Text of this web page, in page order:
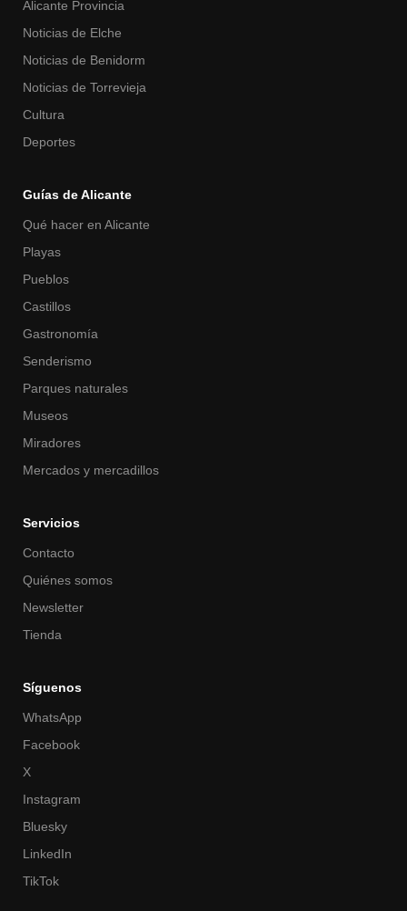
Alicante Provincia
Noticias de Elche
Noticias de Benidorm
Noticias de Torrevieja
Cultura
Deportes
Guías de Alicante
Qué hacer en Alicante
Playas
Pueblos
Castillos
Gastronomía
Senderismo
Parques naturales
Museos
Miradores
Mercados y mercadillos
Servicios
Contacto
Quiénes somos
Newsletter
Tienda
Síguenos
WhatsApp
Facebook
X
Instagram
Bluesky
LinkedIn
TikTok